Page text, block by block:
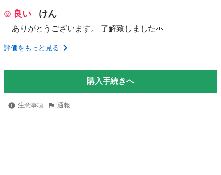
良い
けん
ありがとうございます。 了解致しました🤲
評価をもっと見る
購入手続きへ
注意事項 通報